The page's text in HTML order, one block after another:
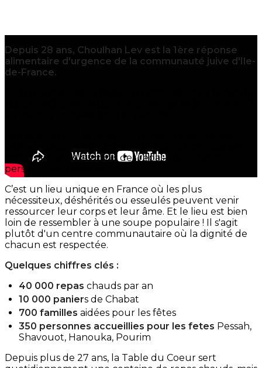
Depuis 28 ans, Choulhan Lev est la 1ère réponse
alimentaire d'urgence de la communauté juive d'Ile-
de-France.
proposant tous les midis des repas chauds aux
personnes les plus démunies.
C’est un lieu unique en France où les plus
nécessiteux, déshérités ou esseulés peuvent venir
ressourcer leur corps et leur âme. Et le lieu est bien
loin de ressembler à une soupe populaire ! Il s'agit
plutôt d'un centre communautaire où la dignité de
chacun est respectée.
Quelques chiffres clés :
40 000 repas chauds par an
10 000 paniers de Chabat
700 familles aidées pour les fêtes
350 personnes accueillies pour les fetes Pessah,
Shavouot, Hanouka, Pourim
Depuis plus de 27 ans, la Table du Coeur sert